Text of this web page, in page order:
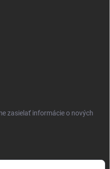
zasielať informácie o nových